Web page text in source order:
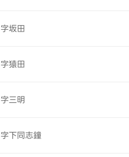
字坂田
字猿田
字三明
字下同志鐘